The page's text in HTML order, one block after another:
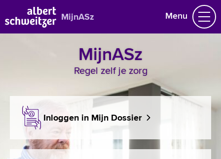
MijnASz Menu
Medische gegevens delen
Veelgestelde vragen
Contact
Naar home asz.nl
Tekstgrootte A Voorleesfunctie
MijnASz
Regel zelf je zorg
Inloggen in Mijn Dossier